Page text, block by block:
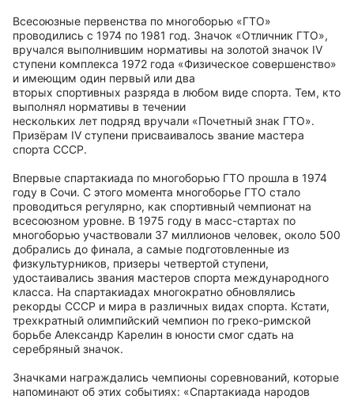
Всесоюзные первенства по многоборью «ГТО»
проводились с 1974 по 1981 год. Значок «Отличник ГТО»,
вручался выполнившим нормативы на золотой значок IV
ступени комплекса 1972 года «Физическое совершенство»
и имеющим один первый или два
вторых спортивных разряда в любом виде спорта. Тем, кто
выполнял нормативы в течении
нескольких лет подряд вручали «Почетный знак ГТО».
Призёрам IV ступени присваивалось звание мастера
спорта СССР.
Впервые спартакиада по многоборью ГТО прошла в 1974
году в Сочи. С этого момента многоборье ГТО стало
проводиться регулярно, как спортивный чемпионат на
всесоюзном уровне. В 1975 году в масс-стартах по
многоборью участвовали 37 миллионов человек, около 500
добрались до финала, а самые подготовленные из
физкультурников, призеры четвертой ступени,
удостаивались звания мастеров спорта международного
класса. На спартакиадах многократно обновлялись
рекорды СССР и мира в различных видах спорта. Кстати,
трехкратный олимпийский чемпион по греко-римской
борьбе Александр Карелин в юности смог сдать на
серебряный значок.
Значками награждались чемпионы соревнований, которые
напоминают об этих событиях: «Спартакиада народов